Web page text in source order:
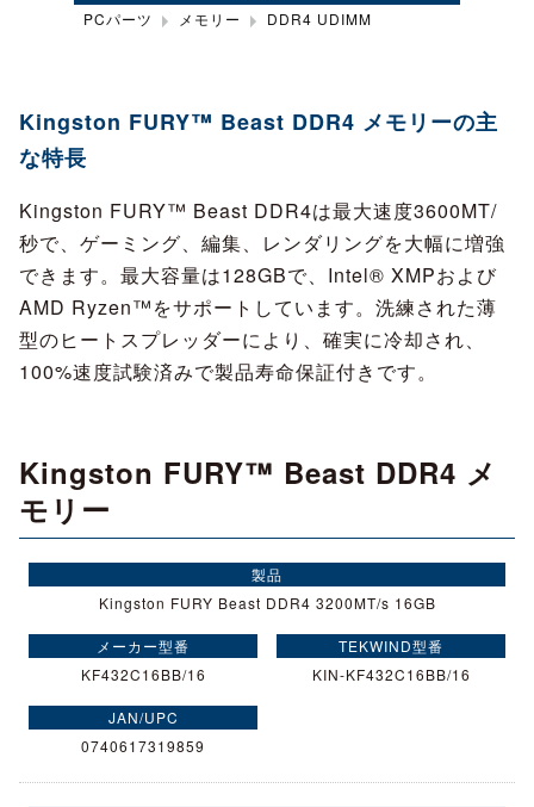
PCパーツ
メモリー DDR4 UDIMM
Kingston FURY™ Beast DDR4 メモリーの主
な特長
Kingston FURY™ Beast DDR4は最大速度3600MT/
秒で、ゲーミング、編集、レンダリングを大幅に増強
できます。最大容量は128GBで、Intel® XMPおよび
AMD Ryzen™をサポートしています。洗練された薄
型のヒートスプレッダーにより、確実に冷却され、
100%速度試験済みで製品寿命保証付きです。
Kingston FURY™ Beast DDR4 メ
モリー
Kingston FURY Beast DDR4 3200MT/s 16GB
KF432C16BB/16 KIN-KF432C16BB/16
0740617319859